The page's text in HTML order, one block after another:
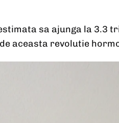
sa ajunga la 3.3
aceasta revolutie